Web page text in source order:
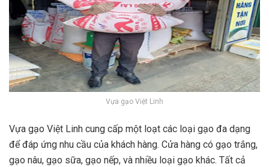
Vựa gạo Việt Linh
Vựa gạo Việt Linh cung cấp một loạt các loại gạo đa dạng
để đáp ứng nhu cầu của khách hàng. Cửa hàng có gạo trắng,
gạo nâu, gạo sữa, gạo nếp, và nhiều loại gạo khác. Tất cả